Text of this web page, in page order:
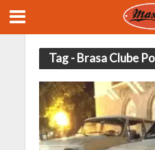
Tag - Brasa Clube